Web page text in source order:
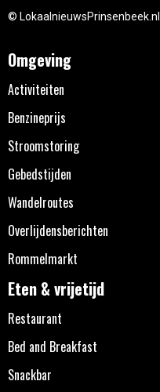
© LokaalnieuwsPrinsenbeek.nl
Omgeving
Activiteiten
Benzineprijs
Stroomstoring
Gebedstijden
Wandelroutes
Overlijdensberichten
Rommelmarkt
Eten & vrijetijd
Restaurant
Bed and Breakfast
Snackbar